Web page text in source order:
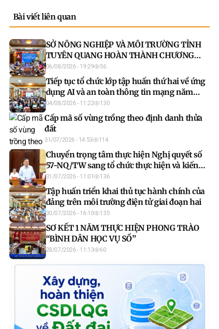
Bài viết liên quan
SỞ NÔNG NGHIỆP VÀ MÔI TRƯỜNG TỈNH
TUYÊN QUANG HOÀN THÀNH CHƯƠNG
TRÌNH TẬP HUẤN ỨNG DỤNG AI VÀ AN
TOÀN THÔNG TIN MẠNG NĂM 2026
06/08/2026 - 19:29 56
Tiếp tục tổ chức lớp tập huấn thứ hai về ứng
dụng AI và an toàn thông tin mạng năm
2026
04/08/2026 - 11:22 130
Cấp mã số vùng trồng theo định danh thửa
đất
31/07/2026 - 14:53 114
Chuyển trọng tâm thực hiện Nghị quyết số
57-NQ/TW sang tổ chức thực hiện và kiến
tạo kết quả
31/07/2026 - 11:01 136
Tập huấn triển khai thủ tục hành chính của
đảng trên môi trường điện tử giai đoạn hai
30/07/2026 - 16:10 135
SƠ KẾT 1 NĂM THỰC HIỆN PHONG TRÀO
“BÌNH DÂN HỌC VỤ SỐ”
28/07/2026 - 11:13 60